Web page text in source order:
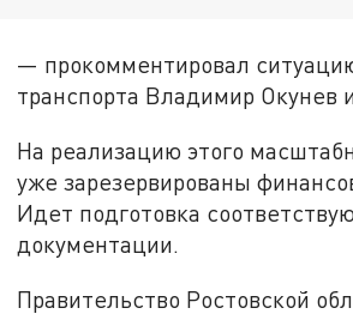
— прокомментировал
транспорта Владимир Окунев
На реализацию этого
уже зарезервированы
Идет подготовка
документации.
Правительство Ростовской